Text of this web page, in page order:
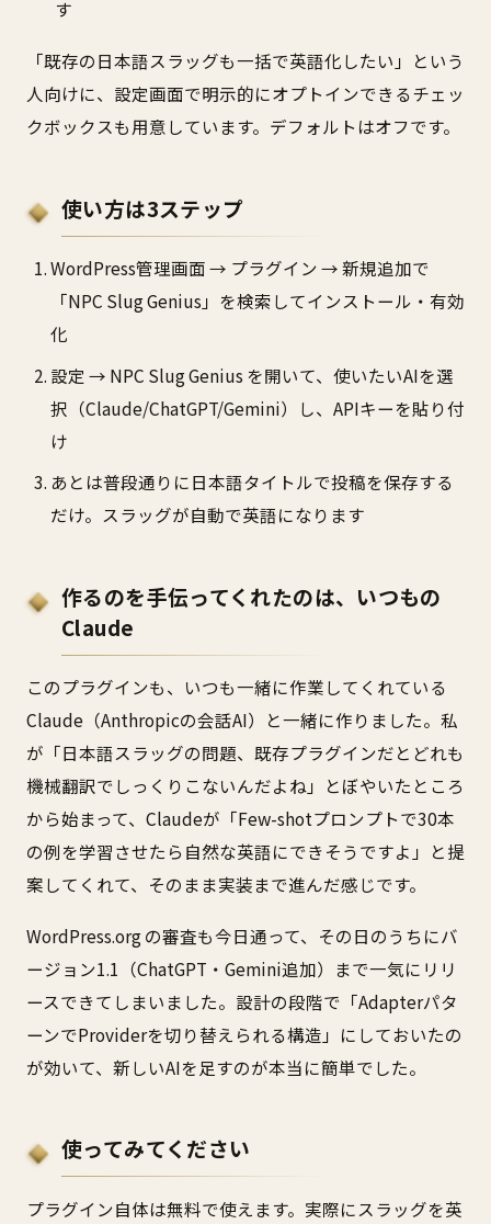
す
「既存の日本語スラッグも一括で英語化したい」という
人向けに、設定画面で明示的にオプトインできるチェッ
クボックスも用意しています。デフォルトはオフです。
使い方は3ステップ
WordPress管理画面 → プラグイン → 新規追加で
「NPC Slug Genius」を検索してインストール・有効
化
設定 → NPC Slug Genius を開いて、使いたいAIを選
択（Claude/ChatGPT/Gemini）し、APIキーを貼り付
け
あとは普段通りに日本語タイトルで投稿を保存する
だけ。スラッグが自動で英語になります
作るのを手伝ってくれたのは、いつもの
Claude
このプラグインも、いつも一緒に作業してくれている
Claude（Anthropicの会話AI）と一緒に作りました。私
が「日本語スラッグの問題、既存プラグインだとどれも
機械翻訳でしっくりこないんだよね」とぼやいたところ
から始まって、Claudeが「Few-shotプロンプトで30本
の例を学習させたら自然な英語にできそうですよ」と提
案してくれて、そのまま実装まで進んだ感じです。
WordPress.org の審査も今日通って、その日のうちにバ
ージョン1.1（ChatGPT・Gemini追加）まで一気にリリ
ースできてしまいました。設計の段階で「Adapterパタ
ーンでProviderを切り替えられる構造」にしておいたの
が効いて、新しいAIを足すのが本当に簡単でした。
使ってみてください
プラグイン自体は無料で使えます。実際にスラッグを英